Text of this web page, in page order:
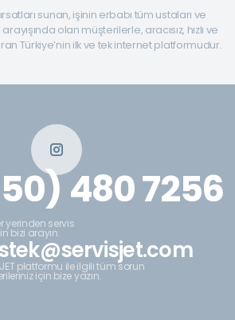
fırsatları sunan, işinin erbabı tüm ustaları ve
olan müşterilerle, aracısız, hızlı ve
Türkiye’nin ilk ve tek internet platformudur.
480 7256
yerinden servis
bizi arayın.
platformu ile ilgili tüm sorun
için bize yazın.